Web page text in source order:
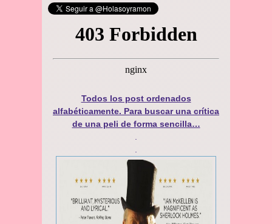
Todos los post ordenados
alfabéticamente. Para buscar una crítica
de una peli de forma sencilla…